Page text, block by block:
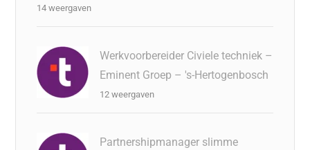
14 weergaven
Werkvoorbereider Civiele techniek –
Eminent Groep – 's-Hertogenbosch
12 weergaven
Partnershipmanager slimme